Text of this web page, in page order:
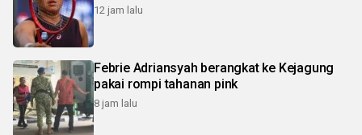
12 jam lalu
Febrie Adriansyah berangkat ke Kejagung
pakai rompi tahanan pink
8 jam lalu